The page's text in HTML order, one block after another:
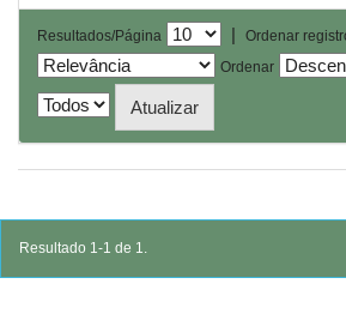
Resultados/Página |
Ordenar
Ordenar
Resultado 1-1 de 1.